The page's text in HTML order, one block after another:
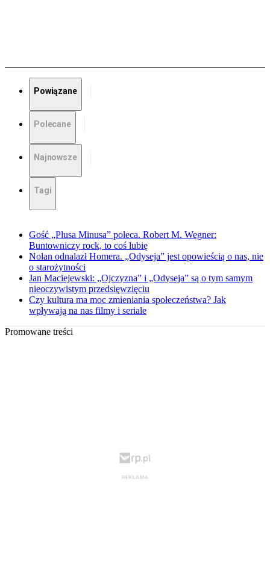
Powiązane
Polecane
Najnowsze
Tagi
Gość „Plusa Minusa” poleca. Robert M. Wegner:
Buntowniczy rock, to coś lubię
Nolan odnalazł Homera. „Odyseja” jest opowieścią o nas, nie
o starożytności
Jan Maciejewski: „Ojczyzna” i „Odyseja” są o tym samym
nieoczywistym przedsięwzięciu
Czy kultura ma moc zmieniania społeczeństwa? Jak
wpływają na nas filmy i seriale
Promowane treści